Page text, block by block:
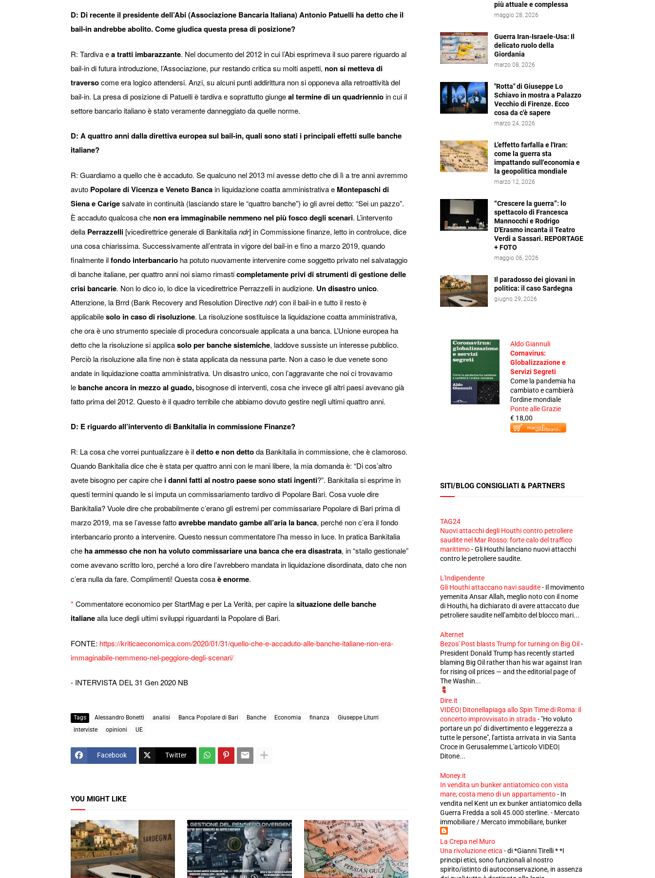
D: Di recente il presidente dell’Abi (Associazione Bancaria Italiana) Antonio Patuelli ha detto che il
bail-in andrebbe abolito. Come giudica questa presa di posizione?
R: Tardiva ea tratti imbarazzante. Nel documento del 2012 in cui l’Abi esprimeva il suo parere riguardo al
bail-in di futura introduzione, l’Associazione, pur restando critica su molti aspetti, non si metteva di
traversocome era logico attendersi. Anzi, su alcuni punti addirittura non si opponeva alla retroattività del
bail-in. La presa di posizione di Patuelli è tardiva e soprattutto giungeal termine di un quadriennioin cui il
settore bancario italiano è stato veramente danneggiato da quelle norme.
D: A quattro anni dalla direttiva europea sul bail-in, quali sono stati i principali effetti sulle banche
italiane?
R: Guardiamo a quello che è accaduto. Se qualcuno nel 2013 mi avesse detto che di lì a tre anni avremmo
avuto Popolare di Vicenza e Veneto Bancain liquidazione coatta amministrativa e Montepaschi di
Siena e Carigesalvate in continuità (lasciando stare le “quattro banche”) io gli avrei detto: “Sei un pazzo”.
È accaduto qualcosa che non era immaginabile nemmeno nel più fosco degli scenari. L’intervento
della Perrazzelli [vicedirettrice generale di Bankitaliandr] in Commissione finanze, letto in controluce, dice
una cosa chiarissima. Successivamente all’entrata in vigore del bail-in e fino a marzo 2019, quando
finalmente ilfondo interbancario ha potuto nuovamente intervenire come soggetto privato nel salvataggio
di banche italiane, per quattro anni noi siamo rimasticompletamente privi di strumenti di gestione delle
crisi bancarie. Non lo dico io, lo dice la vicedirettrice Perrazzelli in audizione. Un disastro unico.
Attenzione, la Brrd (Bank Recovery and Resolution Directivendr) con il bail-in e tutto il resto è
applicabilesolo in caso di risoluzione. La risoluzione sostituisce la liquidazione coatta amministrativa,
che ora è uno strumento speciale di procedura concorsuale applicata a una banca. L’Unione europea ha
detto che la risoluzione si applicasolo per banche sistemiche, laddove sussiste un interesse pubblico.
Perciò la risoluzione alla fine non è stata applicata da nessuna parte. Non a caso le due venete sono
andate in liquidazione coatta amministrativa. Un disastro unico, con l’aggravante che noi ci trovavamo
lebanche ancora in mezzo al guado,bisognose di interventi, cosa che invece gli altri paesi avevano già
fatto prima del 2012. Questo è il quadro terribile che abbiamo dovuto gestire negli ultimi quattro anni.
D: E riguardo all’intervento di Bankitalia in commissione Finanze?
R: La cosa che vorrei puntualizzare è ildetto e non dettoda Bankitalia in commissione, che è clamoroso.
Quando Bankitalia dice che è stata per quattro anni con le mani libere, la mia domanda è: “Di cos’altro
avete bisogno per capire che i danni fatti al nostro paese sono stati ingenti?”. Bankitalia si esprime in
questi termini quando le si imputa un commissariamento tardivo di Popolare Bari. Cosa vuole dire
Bankitalia? Vuole dire che probabilmente c’erano gli estremi per commissariare Popolare di Bari prima di
marzo 2019, ma se l’avesse fattoavrebbe mandato gambe all’aria la banca, perché non c’era il fondo
interbancario pronto a intervenire. Questo nessun commentatore l’ha messo in luce. In pratica Bankitalia
che ha ammesso che non ha voluto commissariare una banca che era disastrata, in “stallo gestionale”
come avevano scritto loro, perché a loro dire l’avrebbero mandata in liquidazione disordinata, dato che non
c’era nulla da fare. Complimenti! Questa cosaè enorme.
* Commentatore economico per StartMag e per La Verità, per capire lasituazione delle banche
italianealla luce degli ultimi sviluppi riguardanti la Popolare di Bari.
FONTE: https://kriticaeconomica.com/2020/01/31/quello-che-e-accaduto-alle-banche-italiane-non-era-
immaginabile-nemmeno-nel-peggiore-degli-scenari/
- INTERVISTA DEL 31 Gen 2020 NB
Tags Alessandro Bonetti analisi Banca Popolare di Bari Banche Economia finanza
Giuseppe Liturri
interviste
opinioni UE
Facebook Twitter
YOU MIGHT LIKE
più attuale e complessa
maggio 28, 2026
Guerra Iran-Israele-Usa: Il
delicato ruolo della
Giordania
marzo 08, 2026
"Rotta" di Giuseppe Lo
Schiavo in mostra a Palazzo
Vecchio di Firenze. Ecco
cosa da c'è sapere
marzo 24, 2026
L’effetto farfalla e l'Iran:
come la guerra sta
impattando sull'economia e
la geopolitica mondiale
marzo 12, 2026
“Crescere la guerra”: lo
spettacolo di Francesca
Mannocchi e Rodrigo
D'Erasmo incanta il Teatro
Verdi a Sassari. REPORTAGE
+ FOTO
maggio 06, 2026
Il paradosso dei giovani in
politica: il caso Sardegna
giugno 29, 2026
Aldo Giannuli
Cornavirus:
Globalizzazione e
Servizi Segreti
Come la pandemia ha
cambiato e cambierà
l'ordine mondiale
Ponte alle Grazie
€ 18,00
SITI/BLOG CONSIGLIATI & PARTNERS
TAG24
Nuovi attacchi degli Houthi contro petroliere
saudite nel Mar Rosso: forte calo del traffico
marittimo-Gli Houthi lanciano nuovi attacchi
contro le petroliere saudite.
L'Indipendente
Gli Houthi attaccano navi saudite- Il movimento
yemenita Ansar Allah, meglio noto con il nome
di Houthi, ha dichiarato di avere attaccato due
petroliere saudite nell’ambito del blocco mari...
Alternet
Bezos' Post blasts Trump for turning on Big Oil -
President Donald Trump has recently started
blaming Big Oil rather than his war against Iran
for rising oil prices — and the editorial page of
The Washin...
Dire.it
VIDEO| Ditonellapiaga allo Spin Time di Roma: il
concerto improvvisato in strada - "Ho voluto
portare un po’ di divertimento e leggerezza a
tutte le persone", l'artista arrivata in via Santa
Croce in Gerusalemme L'articolo VIDEO|
Ditone...
Money.it
In vendita un bunker antiatomico con vista
mare, costa meno di un appartamento- In
vendita nel Kent un ex bunker antiatomico della
Guerra Fredda a soli 45.000 sterline. - Mercato
immobiliare / Mercato immobiliare, bunker
La Crepa nel Muro
Una rivoluzione etica -di *Gianni Tirelli * *I
principi etici, sono funzionali al nostro
spirito/istinto di autoconservazione, in assenza